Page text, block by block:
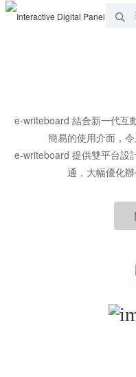
e-writeboard 結合新一代互
簡易的使用介面，
e-writeboard 提供雙平台設
通，大幅優化辦